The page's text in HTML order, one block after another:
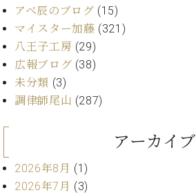
コ
ン
サ
ー
/
C.
ュ
タ
ャ
の
取
り
組
ア
ノ
イ
ン
の
音
タ
イ
知
メ
デ
ィ
ア
キ
ャ
規
デ
ィ
ー
ラ
取
店
オンライン試弾
メルマガ登録
趣
味
か
的
グ
アベ辰のブログ (15)
マイスター加藤 (321)
八王子工房 (29)
広報ブログ (38)
未分類 (3)
調律師尾山 (287)
アーカイブ
2026年8月 (1)
2026年7月 (3)